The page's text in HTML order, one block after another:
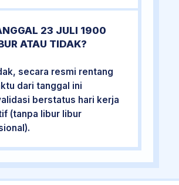
23 JULI 1900
ATAU TIDAK?
secara resmi rentang
dari tanggal ini
berstatus hari kerja
(tanpa libur libur